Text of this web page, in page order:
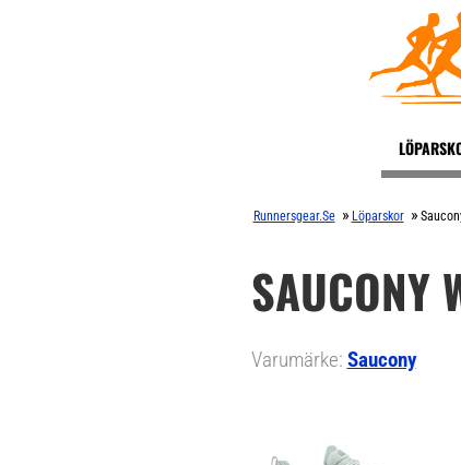
Runnersgear.se » Löparskor »
SAUCONY
Varumärke: Saucony